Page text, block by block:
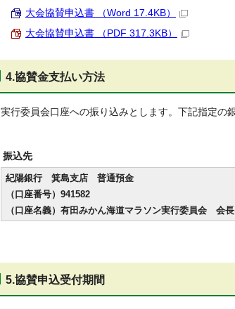
大会協賛申込書 （Word 17.4KB）
大会協賛申込書 （PDF 317.3KB）
4.協賛金支払い方法
実行委員会口座への振り込みとします。下記指定の
振込先
紀陽銀行 箕島支店 普通預金
（口座番号）941582
（口座名義）有田みかん海道マラソン実行委員会 会
5.協賛申込受付期間